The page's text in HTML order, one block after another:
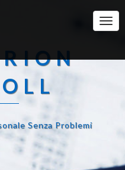
Senza Problemi